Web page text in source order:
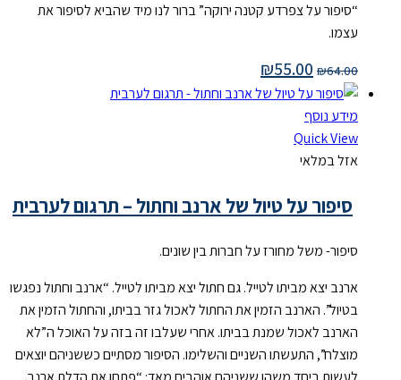
“סיפור על צפרדע קטנה ירוקה” ברור לנו מיד שהביא לסיפור את
עצמו.
₪64.00
₪55.00
מידע נוסף
Quick View
אזל במלאי
סיפור על טיול של ארנב וחתול – תרגום לערבית
סיפור- משל מחורז על חברות בין שונים.
ארנב יצא מביתו לטייל. גם חתול יצא מביתו לטייל. “ארנב וחתול נפגשו
בטיול”. הארנב הזמין את החתול לאכול גזר בביתו, והחתול הזמין את
הארנב לאכול שמנת בביתו. אחרי שעלבו זה בזה על האוכל ה”לא
מוצלח”, התעשתו השניים והשלימו. הסיפור מסתיים כששניהם יוצאים